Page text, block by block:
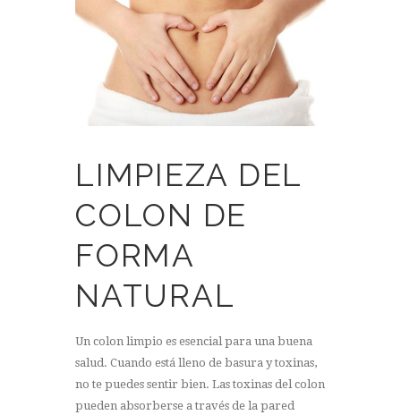
LIMPIEZA DEL
COLON DE
FORMA
NATURAL
Un colon limpio es esencial para una buena
salud. Cuando está lleno de basura y toxinas,
no te puedes sentir bien. Las toxinas del colon
pueden absorberse a través de la pared